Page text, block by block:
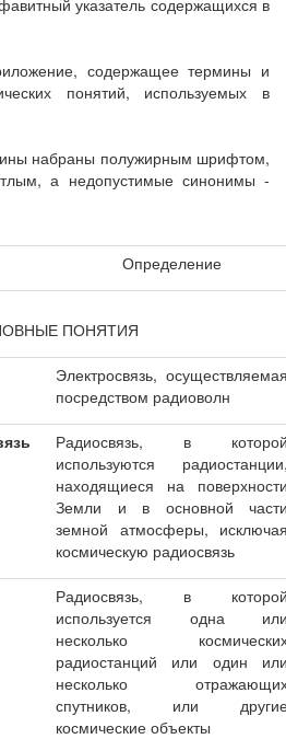
указатель содержащихся в
содержащее термины и
понятий, используемых в
набраны полужирным шрифтом,
а недопустимые синонимы -
Определение
ПОНЯТИЯ
Электросвязь,
посредством радиоволн
Радиосвязь, в
используются
находящиеся на
Земли и в основной
земной атмосферы,
космическую радиосвязь
Радиосвязь, в
используется одна
несколько
радиостанций или один
несколько
спутников, или
космические объекты